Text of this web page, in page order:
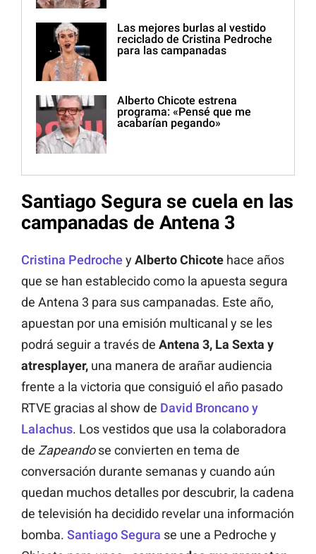
Las mejores burlas al vestido
reciclado de Cristina Pedroche
para las campanadas
Alberto Chicote estrena
programa: «Pensé que me
acabarían pegando»
Santiago Segura se cuela en las
campanadas de Antena 3
Cristina Pedroche y Alberto Chicote hace años
que se han establecido como la apuesta segura
de Antena 3 para sus campanadas. Este año,
apuestan por una emisión multicanal y se les
podrá seguir a través de Antena 3, La Sexta y
atresplayer, una manera de arañar audiencia
frente a la victoria que consiguió el año pasado
RTVE gracias al show de David Broncano y
Lalachus. Los vestidos que usa la colaboradora
de Zapeandose convierten en tema de
conversación durante semanas y cuando aún
quedan muchos detalles por descubrir, la cadena
de televisión ha decidido revelar una información
bomba. Santiago Segura se une a Pedroche y